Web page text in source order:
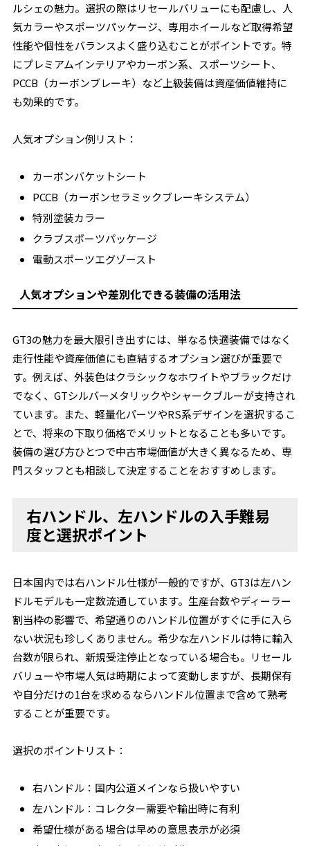
ルシェの魅力。選択の際はリセールバリューにも配慮し、人
気カラーやスポーツパッケージ、専用ホイールなど取得希望
性能や個性をバランスよく盛り込むことがポイントです。特
にプレミアムインテリアやカーボン系、スポーツシート、
PCCB（カーボンブレーキ）など上級装備は資産価値維持に
も効果的です。
人気オプション例リスト：
カーボンバケットシート
PCCB（カーボンセラミックブレーキシステム）
特別塗装カラー
クラブスポーツパッケージ
電動スポーツエグゾースト
人気オプションや差別化できる装備の活用法
GT3の魅力を最大限引き出すには、単なる快適装備ではなく
走行性能や資産価値にも直結するオプション選びが重要で
す。例えば、外装色はクラシックなホワイトやブラックだけ
でなく、GTシルバーメタリックやシャークブルーが支持され
ています。また、軽量化パーツやRS系デザインを選択するこ
とで、将来の下取り価格でメリットとなることも多いです。
装備の選び方ひとつで中古市場価値が大きく異なるため、専
門スタッフとも相談して決定することをおすすめします。
右ハンドル、左ハンドルの入手難易
度と選択ポイント
日本国内では右ハンドル仕様が一般的ですが、GT3は左ハン
ドルモデルも一定数流通しています。生産台数やディーラー
割当枠の影響で、希望通りのハンドル位置がすぐに手に入ら
ない状況も珍しくありません。希少な左ハンドルは特に輸入
台数が限られ、新規受注停止となっている場合も。リセール
バリューや市場人気は時期によって変動しますが、長期保有
や自分だけの1台を求めるならハンドル位置まで含めて熟考
することが重要です。
選択のポイントリスト：
右ハンドル：国内公道メインなら扱いやすい
左ハンドル：コレクター需要や輸出時に有利
希望仕様がある場合は早めの意思表示が必須